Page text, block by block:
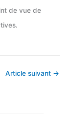
de vue de
Article suivant →